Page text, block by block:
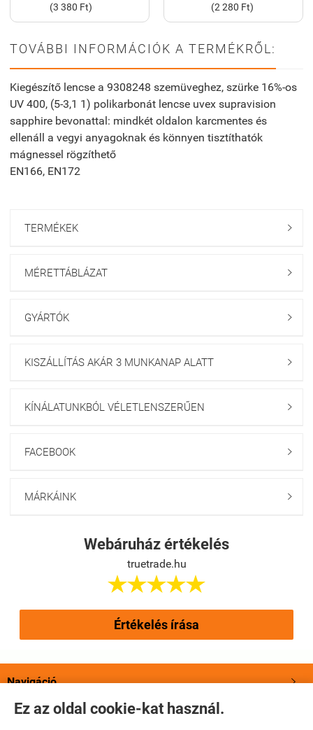
Ez az oldal cookie-kat használ.
(3 380 Ft)
(2 280 Ft)
TOVÁBBI INFORMÁCIÓK A TERMÉKRŐL:
Kiegészítő lencse a 9308248 szemüveghez, szürke 16%-os
UV 400, (5-3,1 1) polikarbonát lencse uvex supravision
sapphire bevonattal: mindkét oldalon karcmentes és
ellenáll a vegyi anyagoknak és könnyen tisztíthatók
mágnessel rögzíthető
EN166, EN172
TERMÉKEK 
MÉRETTÁBLÁZAT 
GYÁRTÓK 
KISZÁLLÍTÁS AKÁR 3 MUNKANAP ALATT 
KÍNÁLATUNKBÓL VÉLETLENSZERŰEN 
FACEBOOK 
MÁRKÁINK 
Webáruház értékelés
truetrade.hu

Értékelés írása
Navigáció 
Saját fiók